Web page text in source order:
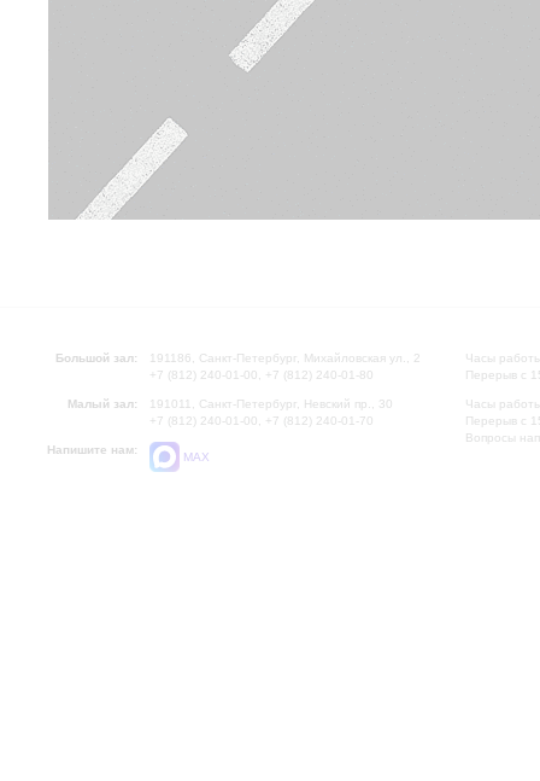
Большой зал:
191186, Санкт-Петербург, Михайловская ул., 2
+7 (812) 240-01-00, +7 (812) 240-01-80
Малый зал:
191011, Санкт-Петербург, Невский пр., 30
+7 (812) 240-01-00, +7 (812) 240-01-70
Напишите нам:
MAX
Часы
Перерыв с
Часы
Перерыв с
Вопросы